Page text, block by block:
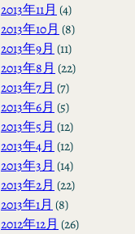
2013年11月 (4)
2013年10月 (8)
2013年9月 (11)
2013年8月 (22)
2013年7月 (7)
2013年6月 (5)
2013年5月 (12)
2013年4月 (12)
2013年3月 (14)
2013年2月 (22)
2013年1月 (8)
2012年12月 (26)